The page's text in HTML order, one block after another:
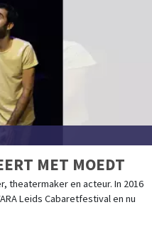
MET MOEDT
theatermaker en acteur. In 2016
Leids Cabaretfestival en nu